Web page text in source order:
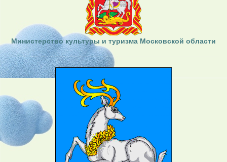
Министерство культуры и туризма Московской области